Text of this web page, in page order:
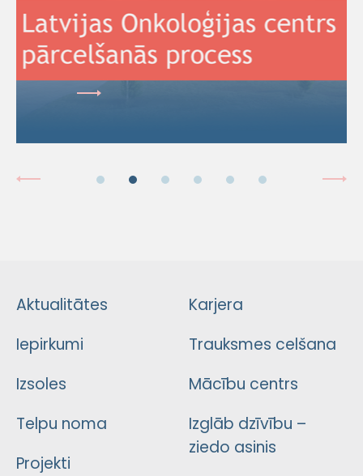
Aktualitātes
Iepirkumi
Izsoles
Telpu noma
Projekti
Karjera
Trauksmes celšana
Mācību centrs
Izglāb dzīvību –
ziedo asinis